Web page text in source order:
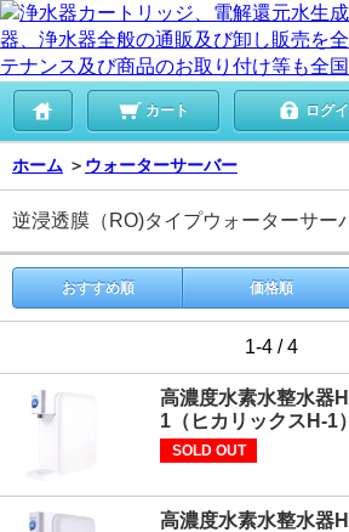
カート ログ
ホーム ＞ ウォーターサーバー
逆浸透膜（RO)タイプウォーターサー
おすすめ順 価格順
1-4 / 4
高濃度水素水整水器
1（ヒカリックスH-1）
SOLD OUT
高濃度水素水整水器